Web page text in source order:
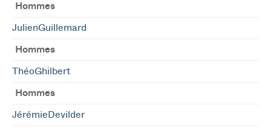
Hommes
JulienGuillemard
Hommes
ThéoGhilbert
Hommes
JérémieDevilder